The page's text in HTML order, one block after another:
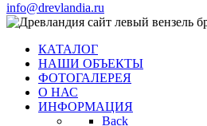
info@drevlandia.ru
КАТАЛОГ
НАШИ ОБЪЕКТЫ
ФОТОГАЛЕРЕЯ
О НАС
ИНФОРМАЦИЯ
Back